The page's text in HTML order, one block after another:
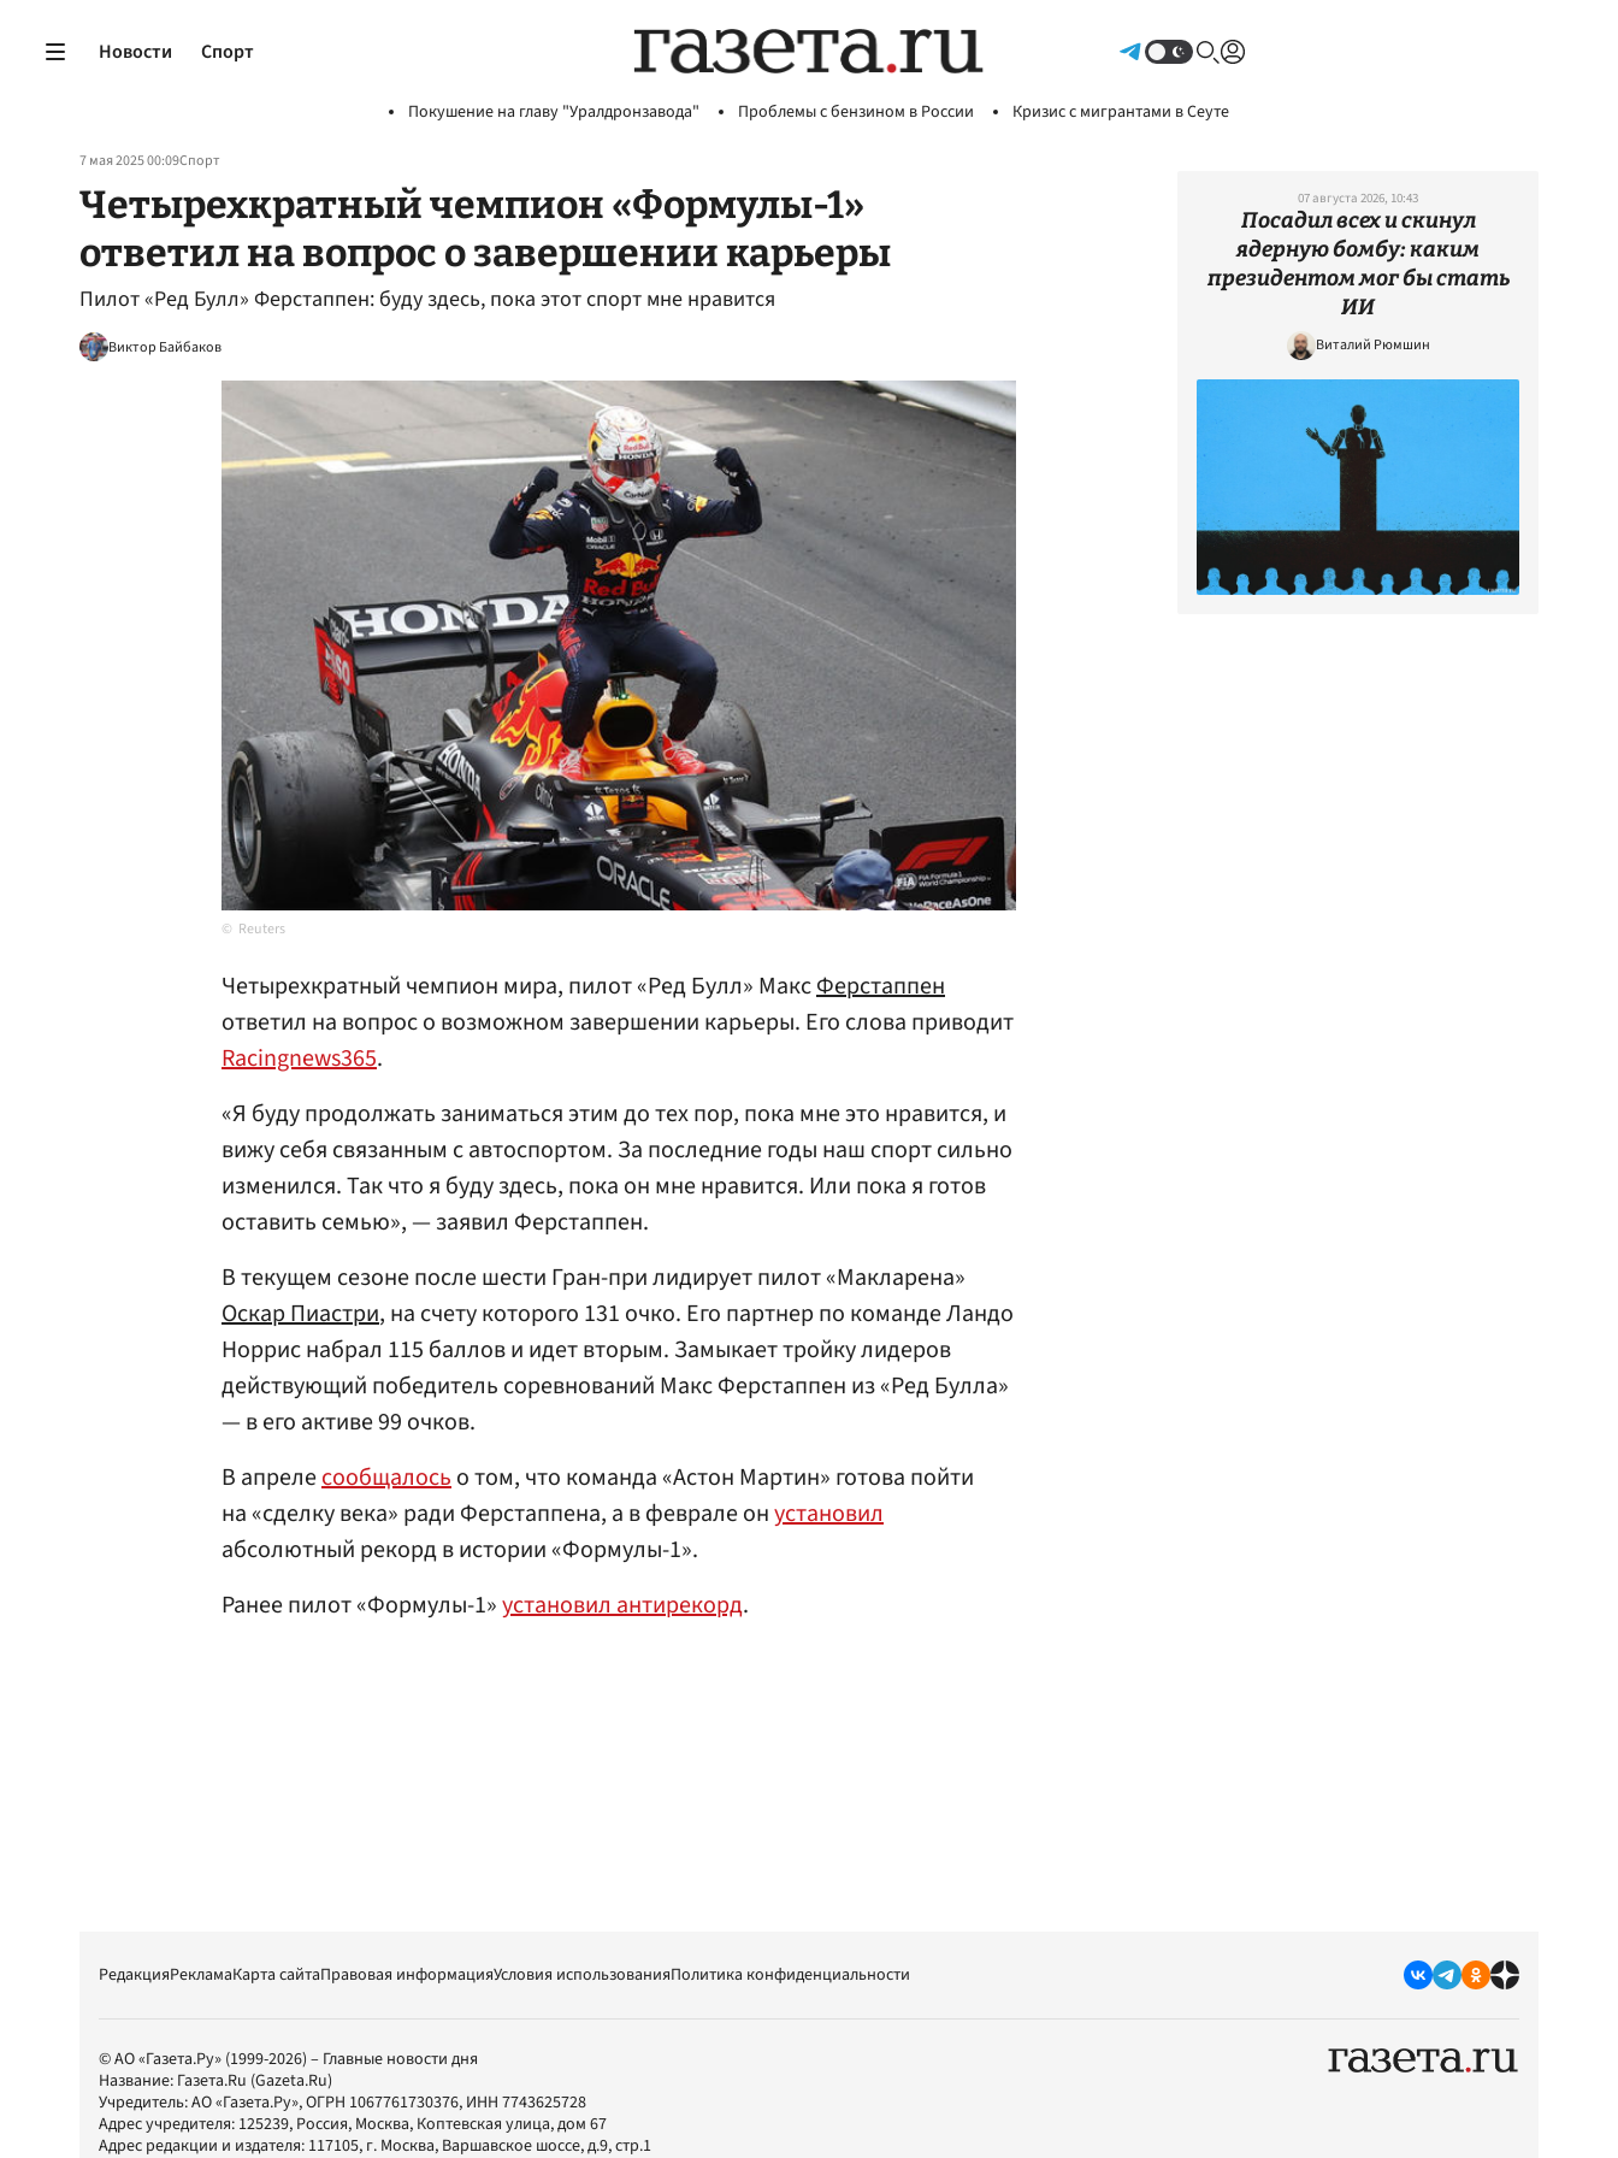
Новости Спорт
Покушение на главу "Уралдронзавода" Проблемы с бензином в России Кризис с мигрантами в Сеуте
7 мая 2025 00:09Спорт
Четырехкратный чемпион «Формулы-1»
ответил на вопрос о завершении карьеры
Пилот «Ред Булл» Ферстаппен: буду здесь, пока этот спорт мне нравится
Виктор Байбаков
Reuters
Четырехкратный чемпион мира, пилот «Ред Булл» МаксФерстаппен
ответил на вопрос о возможном завершении карьеры. Его слова приводит
Racingnews365.
«Я буду продолжать заниматься этим до тех пор, пока мне это нравится, и
вижу себя связанным с автоспортом. За последние годы наш спорт сильно
изменился. Так что я буду здесь, пока он мне нравится. Или пока я готов
оставить семью», — заявил Ферстаппен.
В текущем сезоне после шести Гран-при лидирует пилот «Макларена»
Оскар Пиастри, на счету которого 131 очко. Его партнер по команде Ландо
Норрис набрал 115 баллов и идет вторым. Замыкает тройку лидеров
действующий победитель соревнований Макс Ферстаппен из «Ред Булла»
— в его активе 99 очков.
В апрелесообщалосьо том, что команда «Астон Мартин» готова пойти
на «сделку века» ради Ферстаппена, а в феврале онустановил
абсолютный рекорд в истории «Формулы-1».
Ранее пилот «Формулы-1»установил антирекорд.
07 августа 2026, 10:43
Посадил всех и скинул
ядерную бомбу: каким
президентом мог бы стать
ИИ
Виталий Рюмшин
РедакцияРекламаКарта сайтаПравовая информацияУсловия использованияПолитика конфиденциальности
© АО «Газета.Ру» (1999-2026) – Главные новости дня
Название: Газета.Ru (Gazeta.Ru)
Учредитель:АО «Газета.Ру», ОГРН 1067761730376, ИНН 7743625728
Адрес учредителя: 125239, Россия, Москва, Коптевская улица, дом 67
Адрес редакции и издателя: 117105, г. Москва, Варшавское шоссе, д.9, стр.1